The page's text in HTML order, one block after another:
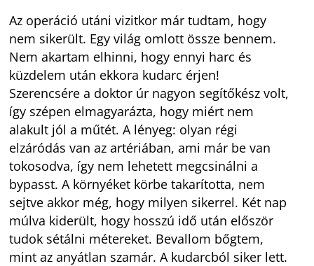
Az operáció utáni vizitkor már tudtam, hogy
nem sikerült. Egy világ omlott össze bennem.
Nem akartam elhinni, hogy ennyi harc és
küzdelem után ekkora kudarc érjen!
Szerencsére a doktor úr nagyon segítőkész volt,
így szépen elmagyarázta, hogy miért nem
alakult jól a műtét. A lényeg: olyan régi
elzáródás van az artériában, ami már be van
tokosodva, így nem lehetett megcsinálni a
bypasst. A környéket körbe takarította, nem
sejtve akkor még, hogy milyen sikerrel. Két nap
múlva kiderült, hogy hosszú idő után először
tudok sétálni métereket. Bevallom bőgtem,
mint az anyátlan szamár. A kudarcból siker lett.